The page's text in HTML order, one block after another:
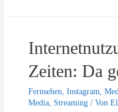
g
r
a
m
l
r
d
e
r
S
o
i
a
Zeiten: Da
Fernsehen ,Instagram ,
Media Streaming / Von